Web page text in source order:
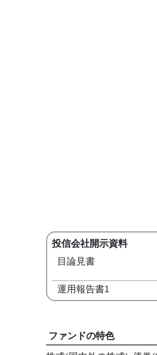
投信会社開示資料
目論見書
運用報告書1
ファンドの特色